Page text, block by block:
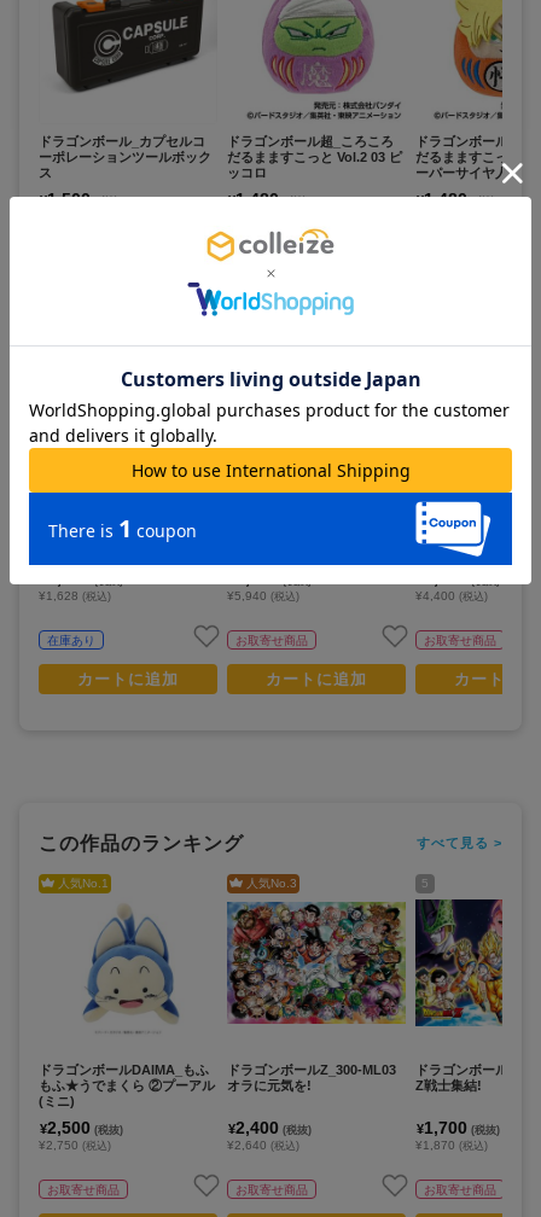
ドラゴンボール_カプセルコ
ーポレーションツールボック
ス
¥1,500
ドラゴンボール超_ころころ
だるまますこっと Vol.2 02 ベ
¥1,628 (税込)
在庫あり
カートに追加
ドラゴンボール超_ころころ
だるまますこっと Vol.2 03 ピ
ッコロ
¥1,480
カートに追加
¥5,940 (税込)
お取寄せ商品
カートに追加
ドラゴンボール超_
だるまますこっと
ーパーサイヤ人孫悟
¥1,480
ドラゴンボール
ts 超サイヤ人孫悟
幕開け〉
¥4,400 (税込)
お取寄せ商品
カートに
この作品のランキング すべて見る >
人気No.1
ドラゴンボールDAIMA_もふ
もふ★うでまくら ②プーアル
(ミニ)
¥2,500 (税抜)
¥2,750 (税込)
お取寄せ商品
人気No.3
ドラゴンボールZ_300-ML03
オラに元気を!
¥2,400 (税抜)
¥2,640 (税込)
お取寄せ商品
5
ドラゴンボール
Z戦士集結!
¥1,700 (税抜)
¥1,870 (税込)
お取寄せ商品